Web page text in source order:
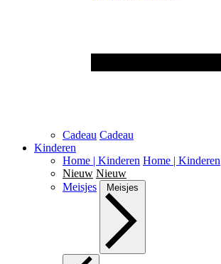
Cadeau Cadeau
Kinderen
Home | Kinderen Home | Kinderen
Nieuw Nieuw
Meisjes
Meisjes